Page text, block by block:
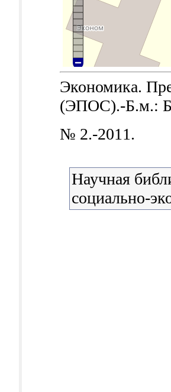
Экономика.
(ЭПОС).-Б.м.:
№ 2.-2011.
Научная
социально-